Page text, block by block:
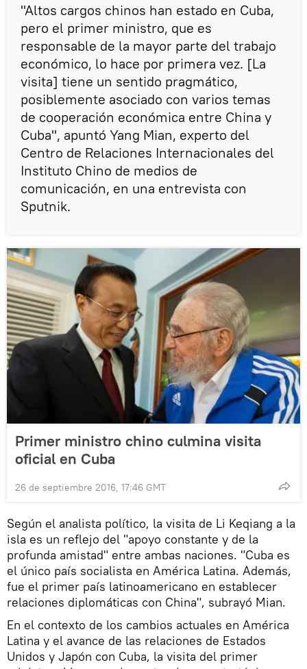
"Altos cargos chinos han estado en Cuba,
pero el primer ministro, que es
responsable de la mayor parte del trabajo
económico, lo hace por primera vez. [La
visita] tiene un sentido pragmático,
posiblemente asociado con varios temas
de cooperación económica entre China y
Cuba", apuntó Yang Mian, experto del
Centro de Relaciones Internacionales del
Instituto Chino de medios de
comunicación, en una entrevista con
Sputnik.
Primer ministro chino culmina visita
oficial en Cuba
26 de septiembre 2016, 17:46 GMT
Según el analista político, la visita de Li Keqiang a la
isla es un reflejo del "apoyo constante y de la
profunda amistad" entre ambas naciones. "Cuba es
el único país socialista en América Latina. Además,
fue el primer país latinoamericano en establecer
relaciones diplomáticas con China", subrayó Mian.
En el contexto de los cambios actuales en América
Latina y el avance de las relaciones de Estados
Unidos y Japón con Cuba, la visita del primer